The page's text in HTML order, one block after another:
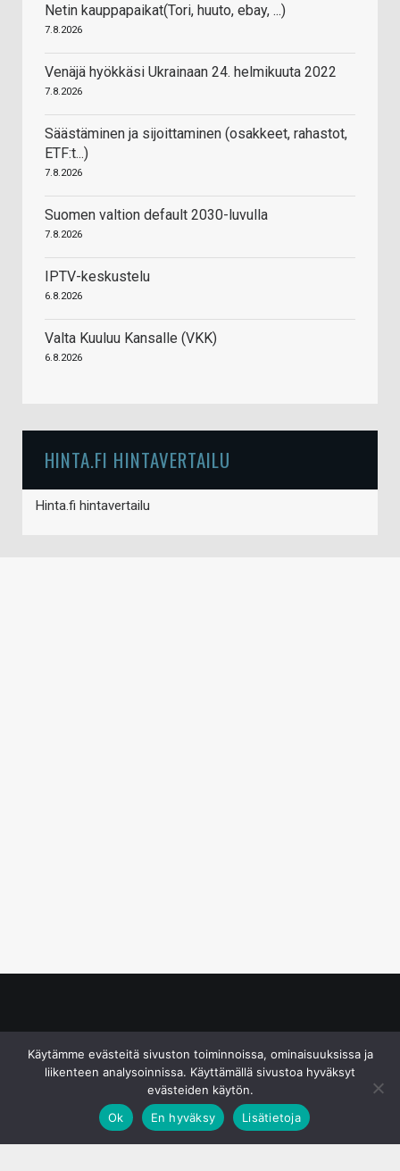
Netin kauppapaikat(Tori, huuto, ebay, ...)
7.8.2026
Venäjä hyökkäsi Ukrainaan 24. helmikuuta 2022
7.8.2026
Säästäminen ja sijoittaminen (osakkeet, rahastot,
ETF:t...)
7.8.2026
Suomen valtion default 2030-luvulla
7.8.2026
IPTV-keskustelu
6.8.2026
Valta Kuuluu Kansalle (VKK)
6.8.2026
HINTA.FI HINTAVERTAILU
Hinta.fi hintavertailu
Käytämme evästeitä sivuston toiminnoissa, ominaisuuksissa ja
liikenteen analysoinnissa. Käyttämällä sivustoa hyväksyt
evästeiden käytön.
Ok
En hyväksy Lisätietoja